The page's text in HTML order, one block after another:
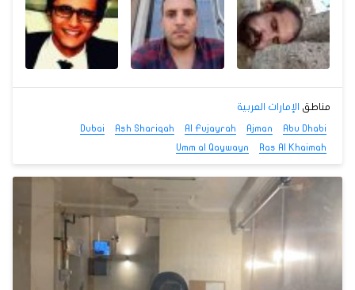
مناطق الإمارات العربية
Abu Dhabi
Ajman
Al Fujayrah
Ash Shariqah
Dubai
Ras Al Khaimah
Umm al Qaywayn